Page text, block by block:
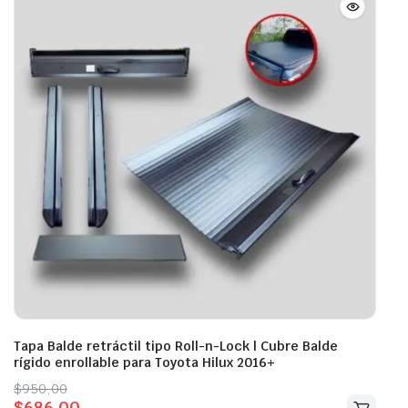
Tapa Balde retráctil tipo Roll-n-Lock | Cubre Balde
rígido enrollable para Toyota Hilux 2016+
$950,00
Original
Current